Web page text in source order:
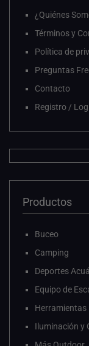
¿Quiénes
Términos y
Política de
Preguntas
Contacto
Registro /
Productos
Buceo
Camping
Deportes
Equipo de
Herramientas
Iluminación y